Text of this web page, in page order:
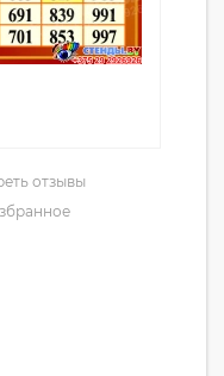
отзывы